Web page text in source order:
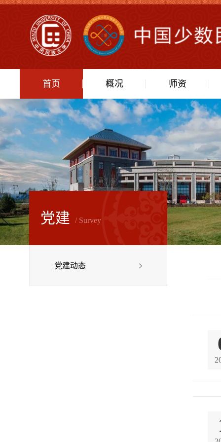
首页 概况 师资
党建 / Survey
党建动态